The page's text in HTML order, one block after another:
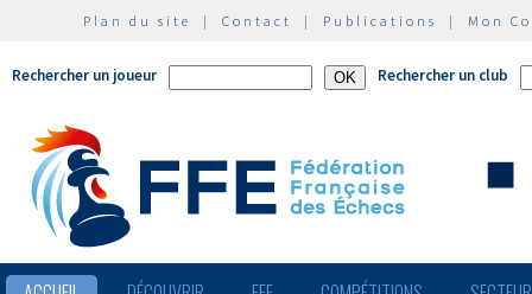
Plan du site | Contact | Publications | Mon
Rechercher un joueur Rechercher un club